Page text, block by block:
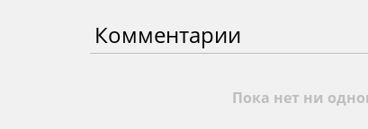
Комментарии
Пока нет ни